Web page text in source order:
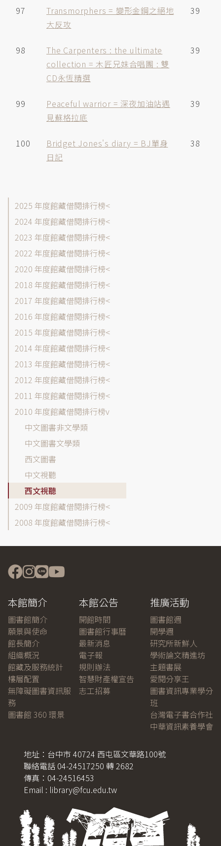
97
Transmorphers = 變形金鋼之絕地
大反攻
39
98
The Carpenters : the ultimate
collection = 木匠兄妹合唱團 : 雙
CD永恆精選
39
99
Peaceful warrior = 深夜加油站遇
見蘇格拉底
39
100
Bridget Jones's diary = BJ單身
日記
38
館
目
錄-
借
排
行
榜
年
度
選
2025 年度館藏借閱排行榜
2024 年度館藏借閱排行榜
2023 年度館藏借閱排行榜
2022 年度館藏借閱排行榜
2020 年度館藏借閱排行榜
2018 年度館藏借閱排行榜
2017 年度館藏借閱排行榜
2016 年度館藏借閱排行榜
2015 年度館藏借閱排行榜
2014 年度館藏借閱排行榜
2013 年度館藏借閱排行榜
2012 年度館藏借閱排行榜
2011 年度館藏借閱排行榜
2010 年度館藏借閱排行榜
中文圖書非文學類
中文圖書文學類
西文圖書
中文視聽
西文視聽
2009 年度館藏借閱排行榜
2008 年度館藏借閱排行榜
本館簡介
圖書館簡介
願景與使命
館長簡介
組織概況
館藏及服務統計
樓層配置
無障礙圖書資訊服
務
圖書館 360 環景
本館公告
開館時間
圖書館行事曆
最新消息
電子報
規則辦法
智慧財產權宣告
志工招募
推廣活動
圖書館週
開學週
研究所新鮮人
學術論文精進坊
主題書展
愛閱分享王
圖書資訊專業學分
班
台灣電子書合作社
中華資訊素養學會
地址：台中市 40724 西屯區文華路100號
聯絡電話 04-24517250 轉 2682
傳真：04-24516453
Email : library@fcu.edu.tw